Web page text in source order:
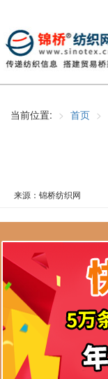
当前位置: 首页
来源：锦桥纺织网